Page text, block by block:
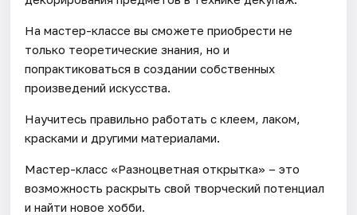
На мастер-классе вы сможете приобрести не
только теоретические знания, но и
попрактиковаться в создании собственных
произведений искусства.
Научитесь правильно работать с клеем, лаком,
красками и другими материалами.
Мастер-класс «Разноцветная открытка» – это
возможность раскрыть свой творческий потенциал
и найти новое хобби.